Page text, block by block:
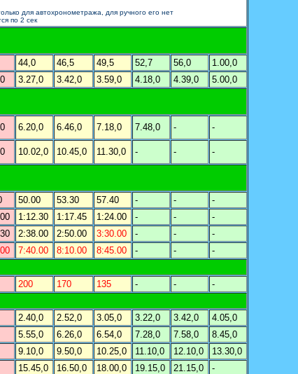
для автохронометража, для ручного его нет
по 2 сек
44,0 46,5 49,5 52,7 56,0
1.00,0
3.27,0 3.42,0 3.59,0 4.18,0 4.39,0
5.00,0
6.20,0 6.46,0 7.18,0 7.48,0 -
-
10.02,0 10.45,0 11.30,0 - -
-
50.00 53.30 57.40 - -
-
1:12.30 1:17.45 1:24.00 - -
-
2:38.00 2:50.00 3:30.00 - -
-
7:40.00 8:10.00 8:45.00 - -
-
200 170 135 - -
-
2.40,0 2.52,0 3.05,0 3.22,0 3.42,0
4.05,0
5.55,0 6.26,0 6.54,0 7.28,0 7.58,0
8.45,0
9.10,0 9.50,0 10.25,0 11.10,0 12.10,0
13.30,0
15.45,0 16.50,0 18.00,0 19.15,0 21.15,0
-